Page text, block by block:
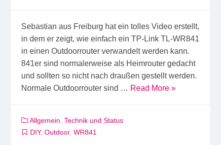
Sebastian aus Freiburg hat ein tolles Video erstellt,
in dem er zeigt, wie einfach ein TP-Link TL-WR841
in einen Outdoorrouter verwandelt werden kann.
841er sind normalerweise als Heimrouter gedacht
und sollten so nicht nach draußen gestellt werden.
Normale Outdoorrouter sind … Read More »
Allgemein Technik und Status
DIY, Outdoor, WR841